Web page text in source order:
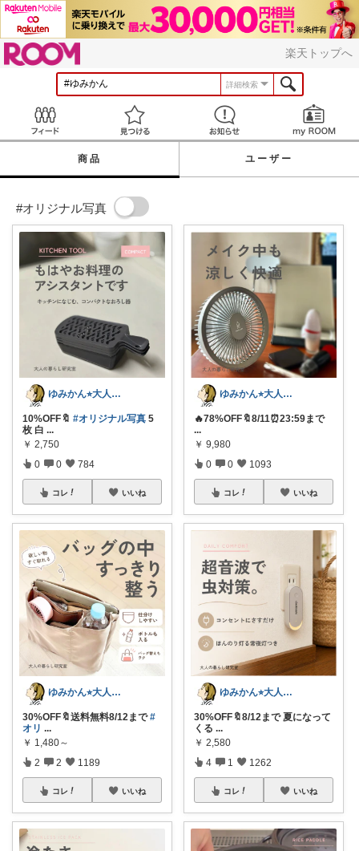
楽天トップへ
詳細検索
見つける お知らせ
商品 ユーザー
#オリジナル写真
ゆみかん⭐︎大人の暮らし研究室
10%OFF🔖 #オリジナル写真 5
枚 白 ...
￥ 2,750
0 0 784
コレ いいね
ゆみかん⭐︎大人の暮らし研究室
30%OFF🔖送料無料8/12まで#
オリ ...
￥ 1,480～
2 2 1189
コレ いいね
ゆみかん⭐︎大人の暮らし研究室
🔥78%OFF🔖8/11⏰23:59まで
...
￥ 9,980
0 0 1093
コレ いいね
ゆみかん⭐︎大人の暮らし研究室
30%OFF🔖8/12まで 夏になって
くる ...
￥ 2,580
4 1 1262
コレ いいね